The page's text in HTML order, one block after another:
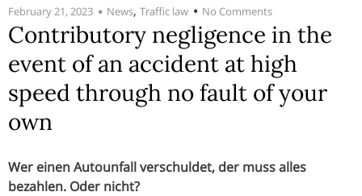
February 21, 2023 News, Traffic law No Comments
Contributory negligence in the
event of an accident at high
speed through no fault of your
own
Wer einen Autounfall verschuldet, der muss alles
bezahlen. Oder nicht?